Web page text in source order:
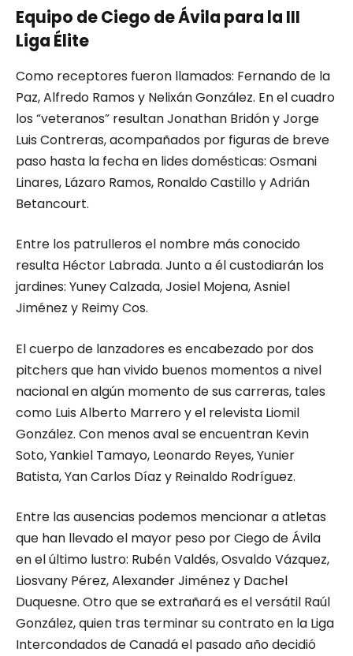
Equipo de Ciego de Ávila para la III
Liga Élite
Como receptores fueron llamados: Fernando de la
Paz, Alfredo Ramos y Nelixán González. En el cuadro
los “veteranos” resultan Jonathan Bridón y Jorge
Luis Contreras, acompañados por figuras de breve
paso hasta la fecha en lides domésticas: Osmani
Linares, Lázaro Ramos, Ronaldo Castillo y Adrián
Betancourt.
Entre los patrulleros el nombre más conocido
resulta Héctor Labrada. Junto a él custodiarán los
jardines: Yuney Calzada, Josiel Mojena, Asniel
Jiménez y Reimy Cos.
El cuerpo de lanzadores es encabezado por dos
pitchers que han vivido buenos momentos a nivel
nacional en algún momento de sus carreras, tales
como Luis Alberto Marrero y el relevista Liomil
González. Con menos aval se encuentran Kevin
Soto, Yankiel Tamayo, Leonardo Reyes, Yunier
Batista, Yan Carlos Díaz y Reinaldo Rodríguez.
Entre las ausencias podemos mencionar a atletas
que han llevado el mayor peso por Ciego de Ávila
en el último lustro: Rubén Valdés, Osvaldo Vázquez,
Liosvany Pérez, Alexander Jiménez y Dachel
Duquesne. Otro que se extrañará es el versátil Raúl
González, quien tras terminar su contrato en la Liga
Intercondados de Canadá el pasado año decidió